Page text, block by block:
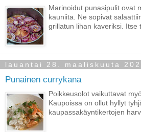
Marinoidut punasipulit ovat
kauniita. Ne sopivat
grillatun lihan kaveriksi. Itse
lauantai 28. maaliskuuta
Punainen currykana
Poikkeusolot vaikuttavat
Kaupoissa on ollut hyllyt
kaupassakäyntikertojen